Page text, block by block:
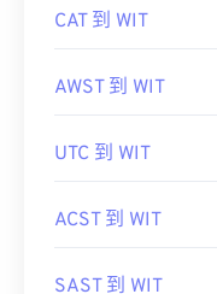
CAT 到 WIT
AWST 到 WIT
UTC 到 WIT
ACST 到 WIT
SAST 到 WIT